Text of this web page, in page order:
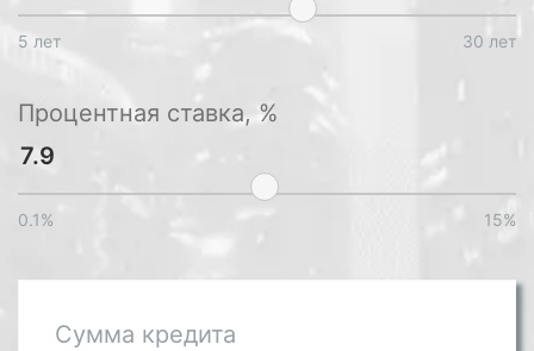
5 лет 30 лет
Процентная ставка, %
0.1% 15%
Сумма кредита